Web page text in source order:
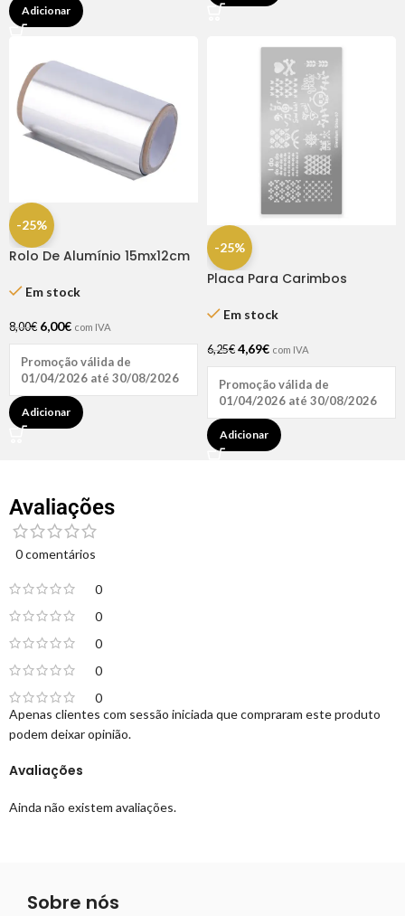
Adicionar
-25%
Rolo De Alumínio 15mx12cm
Em stock
8,00€ 6,00€ com IVA
Promoção válida de
01/04/2026 até 30/08/2026
Adicionar
-25%
Placa Para Carimbos
Em stock
6,25€ 4,69€ com IVA
Promoção válida de
01/04/2026 até 30/08/2026
Adicionar
Avaliações
0 comentários
0
0
0
0
0
Avaliações
Ainda não existem avaliações.
Apenas clientes com sessão iniciada que compraram este produto
podem deixar opinião.
Sobre nós